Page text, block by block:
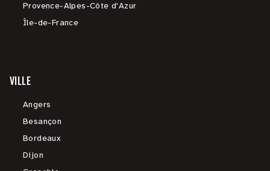
Provence-Alpes-Côte d'Azur
Île-de-France
VILLE
Angers
Besançon
Bordeaux
Dijon